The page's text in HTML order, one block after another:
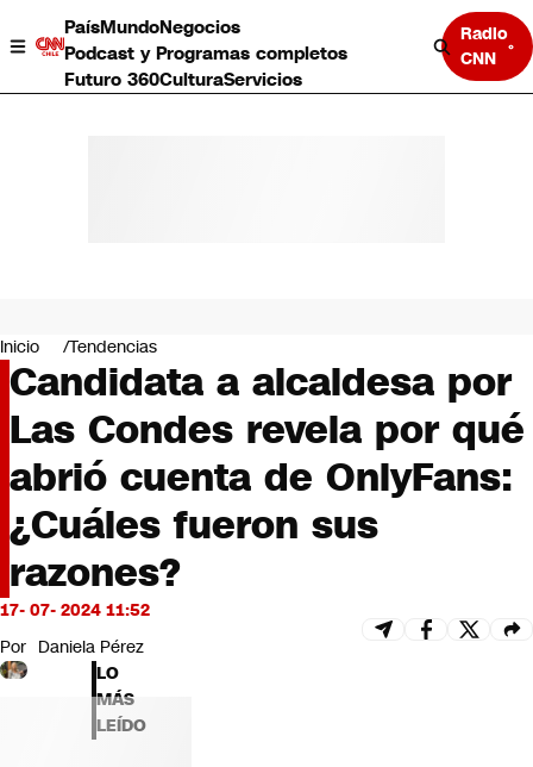
PaísMundoNegocios
Podcast y Programas completos
Futuro 360CulturaServicios
Radio
CNN
Negocios
Deportes
Programas completos
Cultura
Servicios
Bits
CNN Data
CNN tiempo
Futuro 360
Opinión
Inicio Tendencias
Candidata a alcaldesa por
Las Condes revela por qué
abrió cuenta de OnlyFans:
¿Cuáles fueron sus
razones?
17- 07- 2024 11:52
Por Daniela Pérez
LO
MÁS
LEÍDO